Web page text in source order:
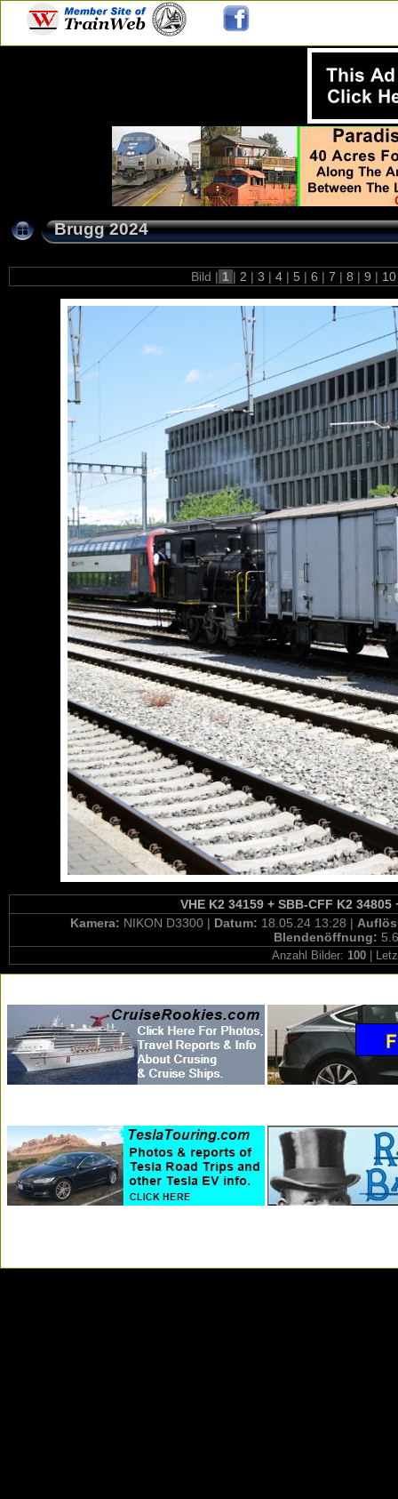
Brugg 2024
Bild | 1 | 2 | 3 | 4 | 5 | 6 | 7 | 8 | 9 |
VHE K2 34159 + SBB-CFF K2
Kamera: NIKON D3300 | Datum: 18.05.24 13:28 |
Blendenöffnung:
Anzahl Bilder: 100|